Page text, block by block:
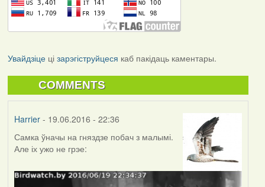
Увайдзіцеці зарэгіструйцеся каб пакідаць каментары.
COMMENTS
Harrier- 19.06.2016 - 22:36
Самка ўначы на гняздзе побач з малымі.
Але іх ужо не грэе: